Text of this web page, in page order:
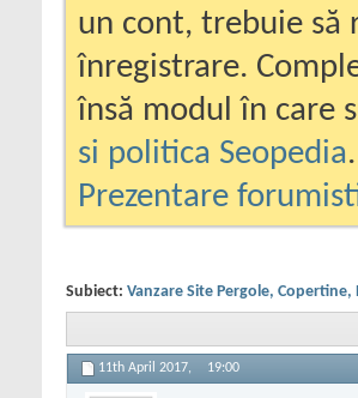
un cont, trebuie să
înregistrare.
însă modul în care
si politica Seopedia
Prezentare
Subiect: Vanzare Site Pergole,
11th April 2017, 19:00